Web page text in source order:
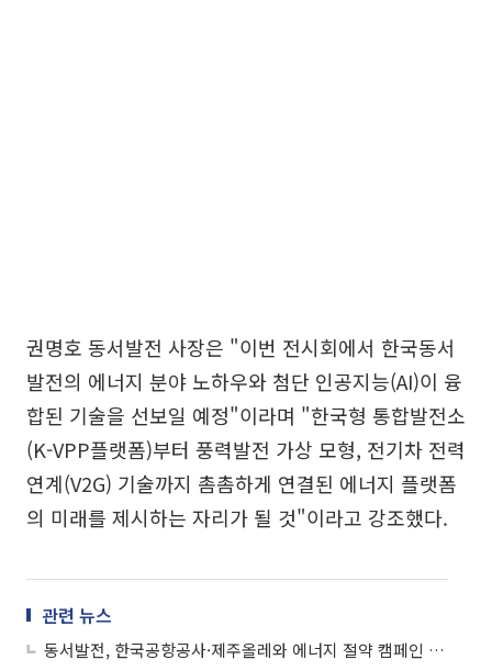
권명호 동서발전 사장은 "이번 전시회에서 한국동서
발전의 에너지 분야 노하우와 첨단 인공지능(AI)이 융
합된 기술을 선보일 예정"이라며 "한국형 통합발전소
(K-VPP플랫폼)부터 풍력발전 가상 모형, 전기차 전력
연계(V2G) 기술까지 촘촘하게 연결된 에너지 플랫폼
의 미래를 제시하는 자리가 될 것"이라고 강조했다.
관련 뉴스
동서발전, 한국공항공사·제주올레와 에너지 절약 캠페인 전개